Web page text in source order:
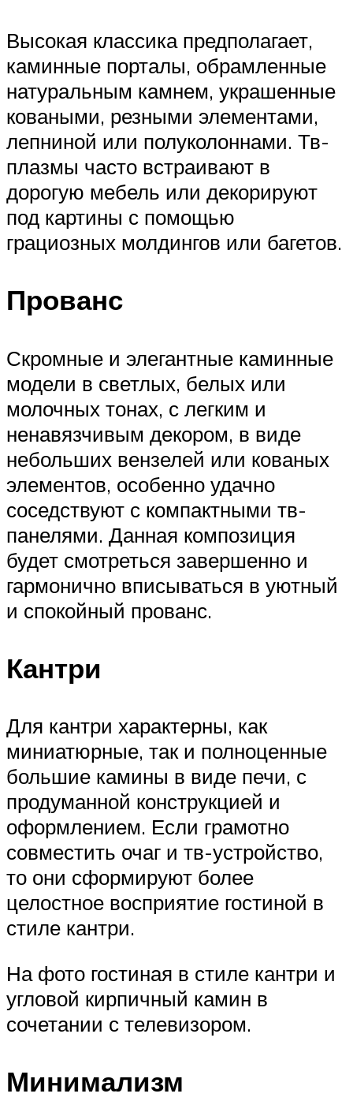
Высокая классика предполагает,
каминные порталы, обрамленные
натуральным камнем, украшенные
коваными, резными элементами,
лепниной или полуколоннами. Тв-
плазмы часто встраивают в
дорогую мебель или декорируют
под картины с помощью
грациозных молдингов или багетов.
Прованс
Скромные и элегантные каминные
модели в светлых, белых или
молочных тонах, с легким и
ненавязчивым декором, в виде
небольших вензелей или кованых
элементов, особенно удачно
соседствуют с компактными тв-
панелями. Данная композиция
будет смотреться завершенно и
гармонично вписываться в уютный
и спокойный прованс.
Кантри
Для кантри характерны, как
миниатюрные, так и полноценные
большие камины в виде печи, с
продуманной конструкцией и
оформлением. Если грамотно
совместить очаг и тв-устройство,
то они сформируют более
целостное восприятие гостиной в
стиле кантри.
На фото гостиная в стиле кантри и
угловой кирпичный камин в
сочетании с телевизором.
Минимализм